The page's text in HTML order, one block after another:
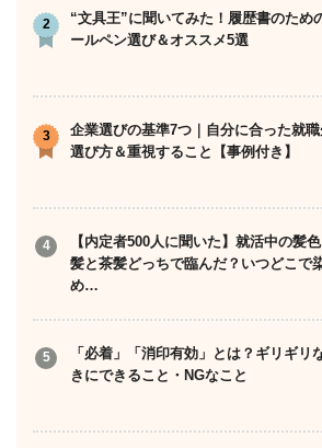
“文具王”に聞いてみた！履歴書のため
ールペン選び＆オススメ5選
企業選びの基準7つ｜自分に合った就
選び方＆重視すること【事例付き】
【内定者500人に聞いた】就活中の髪
髪と茶髪どっちで臨んだ？いつどこで
め…
「必着」「消印有効」とは？ギリギリ
きにできること・NGなこと